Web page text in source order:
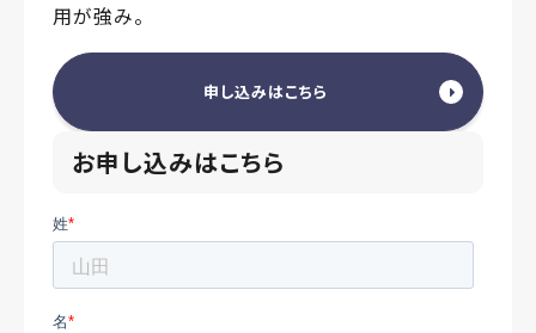
用が強み。
申し込みはこちら
お申し込みはこちら